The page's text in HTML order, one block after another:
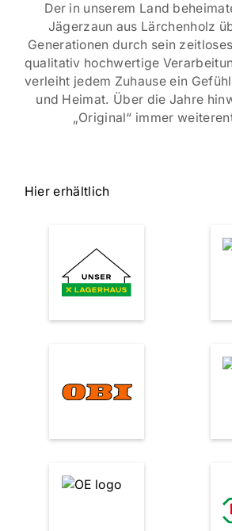
Der in unserem Land
Jägerzaun aus Lärchenholz
Generationen durch sein
qualitativ hochwertige
verleiht jedem Zuhause ein
und Heimat. Über die Jahre
„Original“ immer
Hier erhältlich